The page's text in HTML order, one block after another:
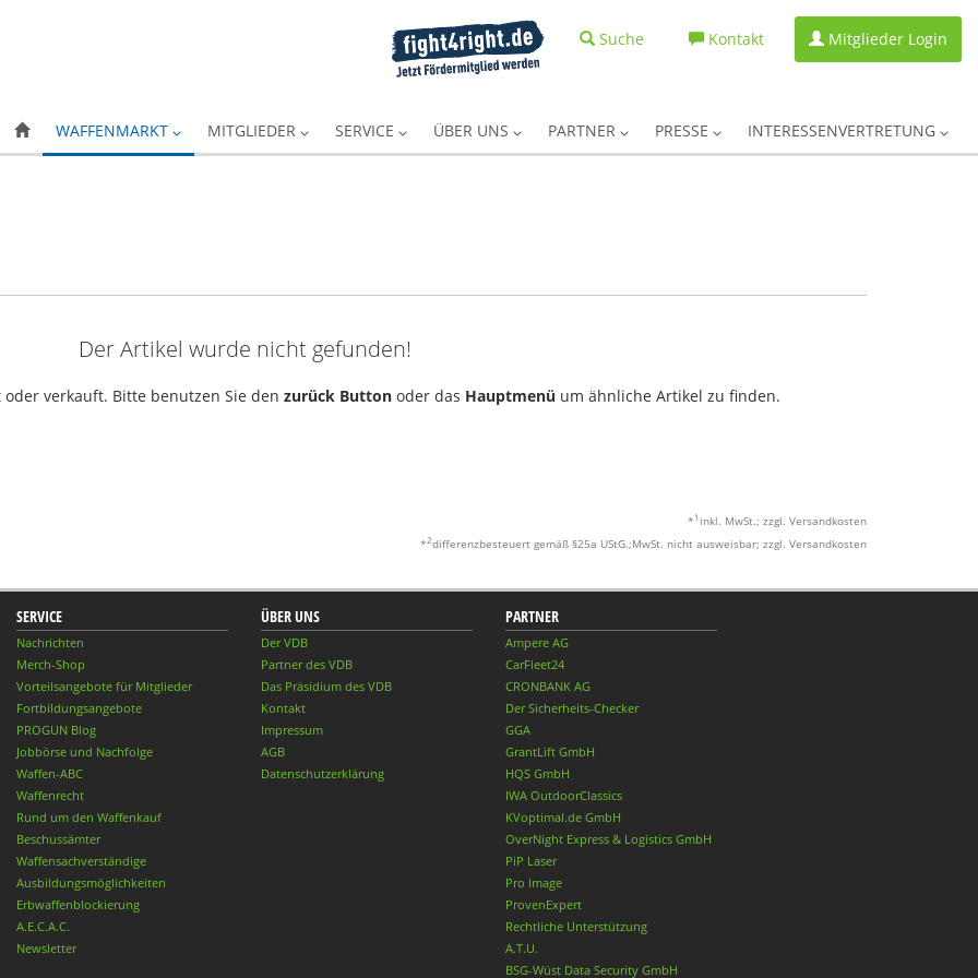
Suche Kontakt Mitglieder Login
WAFFENMARKT MITGLIEDER SERVICE ÜBER UNS PARTNER PRESSE INTERESSENVERTRETUNG
Der Artikel wurde nicht gefunden!
verkauft. Bitte benutzen Sie den zurück Button oder das Hauptmenü um ähnliche Artikel zu finden.
* 1 inkl. MwSt.; zzgl. Versandkosten
*2differenzbesteuert gemäß §25a UStG.;MwSt. nicht ausweisbar; zzgl. Versandkosten
SERVICE
Nachrichten
Merch-Shop
Vorteilsangebote für Mitglieder
Fortbildungsangebote
PROGUN Blog
Jobbörse und Nachfolge
Waffen-ABC
Waffenrecht
Rund um den Waffenkauf
Beschussämter
Waffensachverständige
Ausbildungsmöglichkeiten
Erbwaffenblockierung
A.E.C.A.C.
Newsletter
ÜBER UNS
Der VDB
Partner des VDB
Das Präsidium des VDB
Kontakt
Impressum
AGB
Datenschutzerklärung
PARTNER
Ampere AG
CarFleet24
CRONBANK AG
Der Sicherheits-Checker
GGA
GrantLift GmbH
HQS GmbH
IWA OutdoorClassics
KVoptimal.de GmbH
OverNight Express & Logistics GmbH
PiP Laser
Pro Image
ProvenExpert
Rechtliche Unterstützung
A.T.U.
BSG-Wüst Data Security GmbH